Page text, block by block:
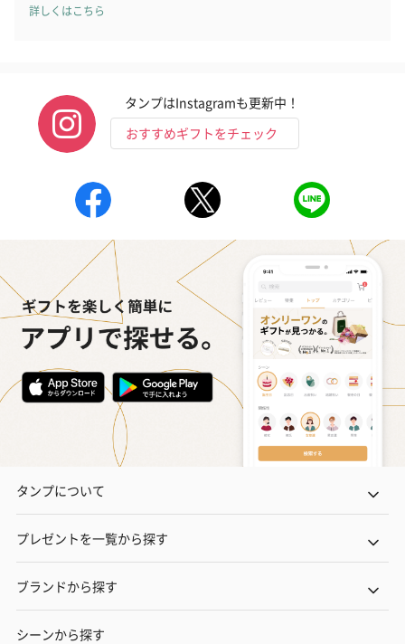
詳しくはこちら
タンプはInstagramも更新中！
おすすめギフトをチェック
タンプについて
プレゼントを一覧から探す
ブランドから探す
シーンから探す